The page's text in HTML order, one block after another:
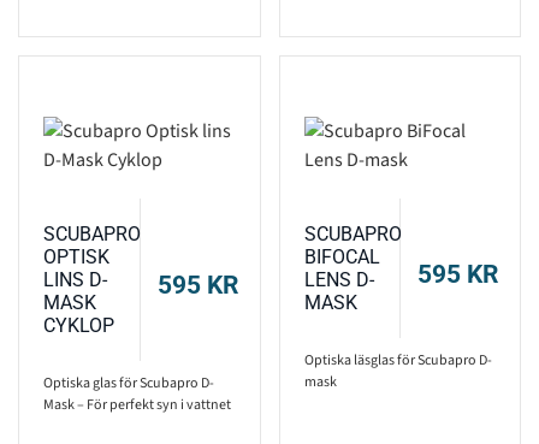
SCUBAPRO
OPTISK
LINS D-
MASK
CYKLOP
595 KR
Optiska glas för Scubapro D-
Mask – För perfekt syn i vattnet
SCUBAPRO
BIFOCAL
LENS D-
MASK
595 KR
Optiska läsglas för Scubapro D-
mask